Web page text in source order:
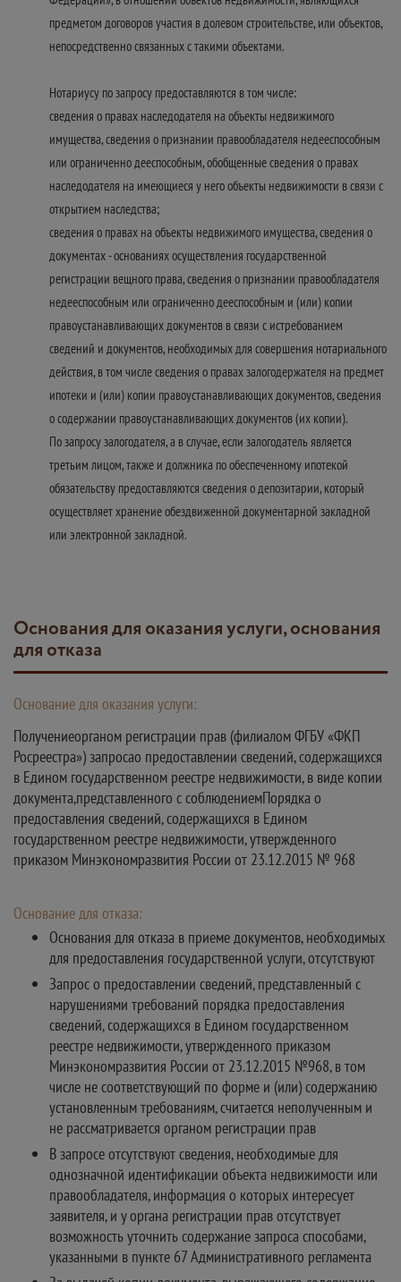
предметом договоров участия в долевом строительстве, или объектов,
непосредственно связанных с такими объектами.
Нотариусу по запросу предоставляются в том числе:
сведения о правах наследодателя на объекты недвижимого
имущества, сведения о признании правообладателя недееспособным
или ограниченно дееспособным, обобщенные сведения о правах
наследодателя на имеющиеся у него объекты недвижимости в связи с
открытием наследства;
сведения о правах на объекты недвижимого имущества, сведения о
документах - основаниях осуществления государственной
регистрации вещного права, сведения о признании правообладателя
недееспособным или ограниченно дееспособным и (или) копии
правоустанавливающих документов в связи с истребованием
сведений и документов, необходимых для совершения нотариального
действия, в том числе сведения о правах залогодержателя на предмет
ипотеки и (или) копии правоустанавливающих документов, сведения
о содержании правоустанавливающих документов (их копии).
По запросу залогодателя, а в случае, если залогодатель является
третьим лицом, также и должника по обеспеченному ипотекой
обязательству предоставляются сведения о депозитарии, который
осуществляет хранение обездвиженной документарной закладной
или электронной закладной.
Основания для оказания услуги, основания
для отказа
Основание для оказания услуги:
Получениеорганом регистрации прав (филиалом ФГБУ «ФКП
Росреестра») запросао предоставлении сведений, содержащихся
в Едином государственном реестре недвижимости, в виде копии
документа,представленного с соблюдениемПорядка о
предоставления сведений, содержащихся в Едином
государственном реестре недвижимости, утвержденного
приказом Минэкономразвития России от 23.12.2015 № 968
Основание для отказа:
Основания для отказа в приеме документов, необходимых
для предоставления государственной услуги, отсутствуют
Запрос о предоставлении сведений, представленный с
нарушениями требований порядка предоставления
сведений, содержащихся в Едином государственном
реестре недвижимости, утвержденного приказом
Минэкономразвития России от 23.12.2015 №968, в том
числе не соответствующий по форме и (или) содержанию
установленным требованиям, считается неполученным и
не рассматривается органом регистрации прав
В запросе отсутствуют сведения, необходимые для
однозначной идентификации объекта недвижимости или
правообладателя, информация о которых интересует
заявителя, и у органа регистрации прав отсутствует
возможность уточнить содержание запроса способами,
указанными в пункте 67 Административного регламента